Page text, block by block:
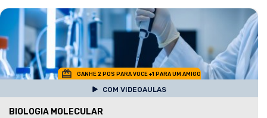
GANHE 2 POS PARA VOCE +1 PARA UM AMIGO
COM VIDEOAULAS
BIOLOGIA MOLECULAR